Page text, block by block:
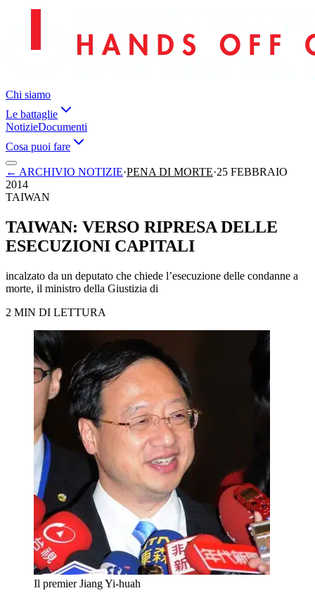
Chi siamo
Le battaglie
NotizieDocumenti
Cosa puoi fare
← ARCHIVIO NOTIZIE·PENA DI MORTE·25 FEBBRAIO
2014
TAIWAN
TAIWAN: VERSO RIPRESA DELLE
ESECUZIONI CAPITALI
incalzato da un deputato che chiede l’esecuzione delle condanne a
morte, il ministro della Giustizia di
2 MIN DI LETTURA
Il premier Jiang Yi-huah